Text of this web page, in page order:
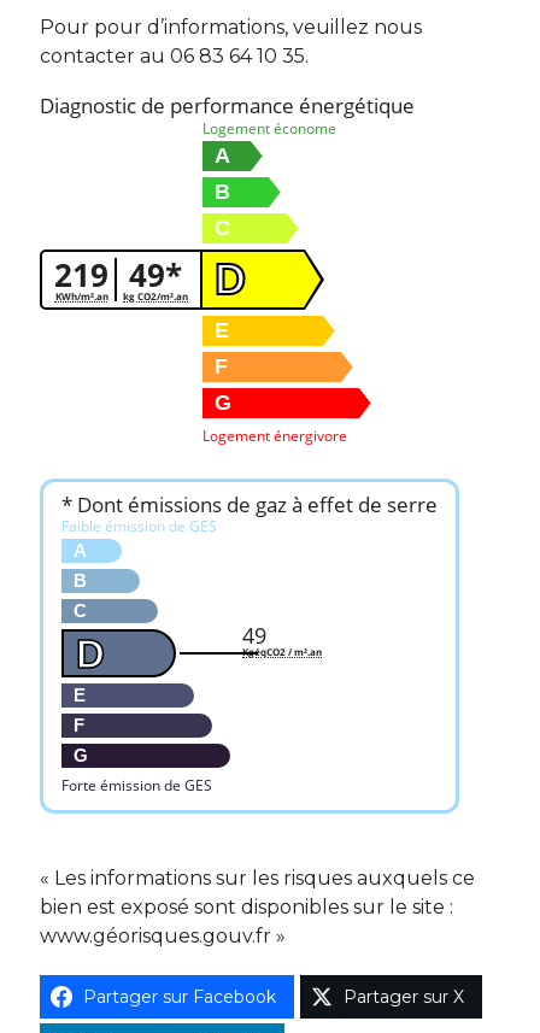
Pour pour d’informations, veuillez nous
contacter au 06 83 64 10 35.
Diagnostic de performance énergétique
219
KWh/m².an 49*
kg CO2/m².an
Logement économe
A
B
C
D
E
F
G
Logement énergivore
* Dont émissions de gaz à effet de serre
Faible émission de GES
A
B
C
D
E
F
G
Forte émission de GES
49
KgéqCO2 / m².an
« Les informations sur les risques auxquels ce
bien est exposé sont disponibles sur le site :
www.géorisques.gouv.fr »
Partager sur Facebook Partager sur X